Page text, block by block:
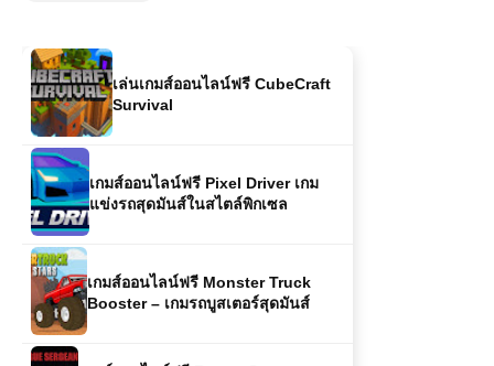
เกมส์ออนไลน์ฟรี Pixel Driver เกม
แข่งรถสุดมันส์ในสไตล์พิกเซล
เกมส์ออนไลน์ฟรี Monster Truck
Booster – เกมรถบูสเตอร์สุดมันส์
เกมส์ออนไลน์ฟรี Rogue Sergeant:
The Final Operation – เกมยิงแอ็กชัน
สุดมันส์